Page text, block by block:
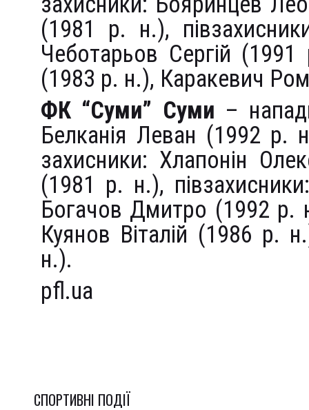
(1981 р. н.),
Чеботарьов Сергій
(1983 р. н.), Каракевич
ФК “Суми” Суми –
Белканія Леван (1992 р.
захисники: Хлапонін
(1981 р. н.),
Богачов Дмитро (1992 р.
Куянов Віталій (1986 р.
н.).
pfl.ua
СПОРТИВНI ПОДІЇ